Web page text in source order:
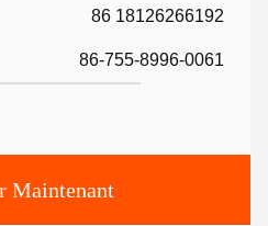
86 18126266192
86-755-8996-0061
Maintenant